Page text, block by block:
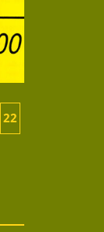
22